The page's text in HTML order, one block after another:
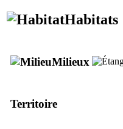
Habitats
Milieux
Territoire